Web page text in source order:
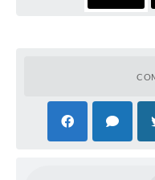
Dados gerais e Obras
licenciamento ambiental
Fale conosco